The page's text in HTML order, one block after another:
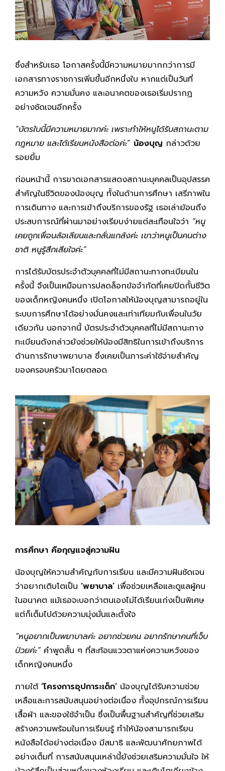
ซึ่งสำหรับเธอ โอกาสครั้งนี้มีความหมายมากกว่าการมี
เอกสารทางราชการเพิ่มขึ้นอีกหนึ่งใบ หากแต่เป็นวันที่
ความหวัง ความมั่นคง และอนาคตของเธอเริ่มปรากฏ
อย่างชัดเจนอีกครั้ง
“บัตรใบนี้มีความหมายมากค่ะ เพราะทำให้หนูได้รับสถานะตาม
กฎหมาย และได้เรียนหนังสือต่อค่ะ” น้องบุญ กล่าวด้วย
รอยยิ้ม
ก่อนหน้านี้ การขาดเอกสารแสดงสถานะบุคคลเป็นอุปสรรค
สำคัญในชีวิตของน้องบุญ ทั้งในด้านการศึกษา เสรีภาพใน
การเดินทาง และการเข้าถึงบริการของรัฐ เธอเล่าย้อนถึง
ประสบการณ์ที่ผ่านมาอย่างเรียบง่ายแต่สะเทือนใจว่า “หนู
เคยถูกเพื่อนล้อเลียนและกลั่นแกล้งค่ะ เขาว่าหนูเป็นคนต่าง
ชาติ หนูรู้สึกเสียใจค่ะ”
การได้รับบัตรประจำตัวบุคคลที่ไม่มีสถานะทางทะเบียนใน
ครั้งนี้ จึงเป็นเหมือนการปลดล็อกข้อจำกัดที่เคยปิดกั้นชีวิต
ของเด็กหญิงคนหนึ่ง เปิดโอกาสให้น้องบุญสามารถอยู่ใน
ระบบการศึกษาได้อย่างมั่นคงและเท่าเทียมกับเพื่อนในวัย
เดียวกัน นอกจากนี้ บัตรประจำตัวบุคคลที่ไม่มีสถานะทาง
ทะเบียนดังกล่าวยังช่วยให้น้องมีสิทธิในการเข้าถึงบริการ
ด้านการรักษาพยาบาล ซึ่งเคยเป็นภาระค่าใช้จ่ายสำคัญ
ของครอบครัวมาโดยตลอด
การศึกษา คือกุญแจสู่ความฝัน
น้องบุญให้ความสำคัญกับการเรียน และมีความฝันชัดเจน
ว่าอยากเติบโตเป็น ‘พยาบาล’ เพื่อช่วยเหลือและดูแลผู้คน
ในอนาคต แม้เธอจะบอกว่าตนเองไม่ได้เรียนเก่งเป็นพิเศษ
แต่ก็เต็มไปด้วยความมุ่งมั่นและตั้งใจ
“หนูอยากเป็นพยาบาลค่ะ อยากช่วยคน อยากรักษาคนที่เจ็บ
ป่วยค่ะ”คำพูดสั้น ๆ ที่สะท้อนแววตาแห่งความหวังของ
เด็กหญิงคนหนึ่ง
ภายใต้ ‘โครงการอุปการะเด็ก’ น้องบุญได้รับความช่วย
เหลือและการสนับสนุนอย่างต่อเนื่อง ทั้งอุปกรณ์การเรียน
เสื้อผ้า และของใช้จำเป็น ซึ่งเป็นพื้นฐานสำคัญที่ช่วยเสริม
สร้างความพร้อมในการเรียนรู้ ทำให้น้องสามารถเรียน
หนังสือได้อย่างต่อเนื่อง มีสมาธิ และพัฒนาศักยภาพได้
อย่างเต็มที่ การสนับสนุนเหล่านี้ยังช่วยเสริมความมั่นใจ ให้